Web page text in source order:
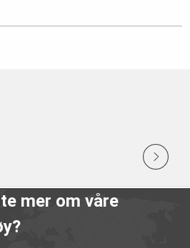
mer om våre